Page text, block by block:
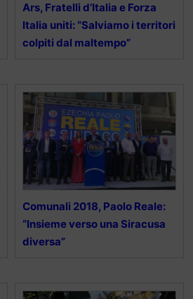
Ars, Fratelli d’Italia e Forza
Italia uniti: “Salviamo i territori
colpiti dal maltempo”
Comunali 2018, Paolo Reale:
“Insieme verso una Siracusa
diversa”